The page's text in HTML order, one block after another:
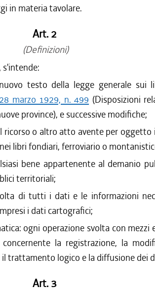
in materia tavolare.
Art. 2
(Definizioni)
s'intende:
testo della legge generale sui
marzo 1929, n. 499 (Disposizioni
province), e successive modifiche;
ricorso o altro atto avente per oggetto
libri fondiari, ferroviario o
bene appartenente al demanio
territoriali;
di tutti i dati e le informazioni
i dati cartografici;
ogni operazione svolta con mezzi
la registrazione, la
il trattamento logico e la diffusione dei
Art. 3